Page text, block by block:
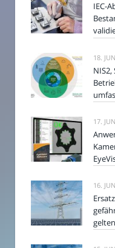
IEC-
18.
17.
16.